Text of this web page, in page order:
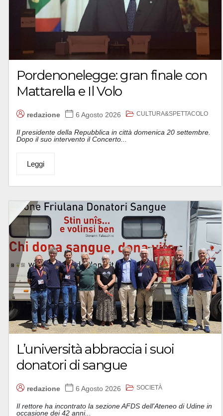
Pordenonelegge: gran finale con
Mattarella e Il Volo
redazione 6 Agosto 2026 CULTURA&SPETTACOLO
Il presidente della Repubblica in città domenica 20 settembre.
Dopo il suo intervento il Concerto...
Leggi
L’università abbraccia i suoi
donatori di sangue
redazione 6 Agosto 2026 SOCIETÀ
Il rettore ha incontrato la sezione AFDS dell'Ateneo di Udine in
occasione dei 42 anni...